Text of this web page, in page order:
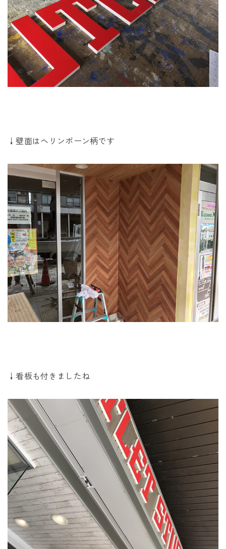
↓壁面はヘリンボーン柄です
↓看板も付きましたね